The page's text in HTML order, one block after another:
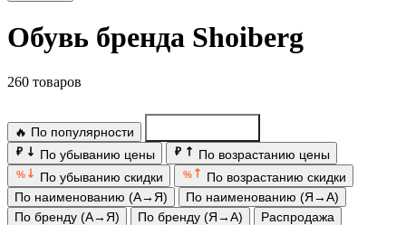
Обувь бренда Shoiberg
260 товаров
🔥 По популярности
₽ По убыванию цены ₽ По возрастанию цены
% По убыванию скидки %
По возрастанию скидки
По наименованию (А→Я)
По наименованию (Я→А)
По бренду (А→Я)
По бренду (Я→А) Распродажа